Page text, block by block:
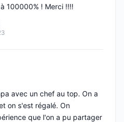
100000% ! Merci !!!!
avec un chef au top. On a
on s'est régalé. On
que l'on a pu partager